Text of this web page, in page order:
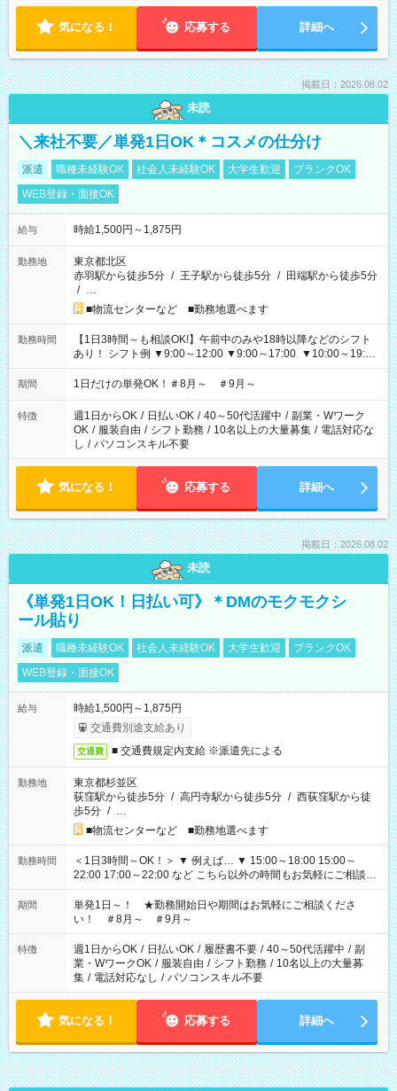
気になる！ 応募する 詳細へ
掲載日：2026.08.02
未読
＼来社不要／単発1日OK＊コスメの仕分け
派遣 職種未経験OK 社会人未経験OK 大学生歓迎
ブランクOK
WEB登録・面接OK
給与 時給1,500円～1,875円
勤務地
東京都北区
赤羽駅から徒歩5分 / 王子駅から徒歩5分 / 田端駅から徒歩5分
/ …
■物流センターなど ■勤務地選べます
勤務時間
【1日3時間～も相談OK!】午前中のみや18時以降などのシフト
あり！ シフト例 ▼9:00～12:00 ▼9:00～17:00 ▼10:00～19:00
▼18:00～21:00
期間 1日だけの単発OK！＃8月～ ＃9月～
特徴 週1日からOK / 日払いOK / 40～50代活躍中 / 副業・Wワーク
OK / 服装自由 / シフト勤務 / 10名以上の大量募集 / 電話対応な
し / パソコンスキル不要
気になる！ 応募する 詳細へ
掲載日：2026.08.02
未読
《単発1日OK！日払い可》＊DMのモクモクシ
ール貼り
派遣 職種未経験OK 社会人未経験OK 大学生歓迎
ブランクOK
WEB登録・面接OK
給与
時給1,500円～1,875円
交通費別途支給あり
交通費 ■ 交通費規定内支給 ※派遣先による
勤務地
東京都杉並区
荻窪駅から徒歩5分 / 高円寺駅から徒歩5分 / 西荻窪駅から徒
歩5分 / …
■物流センターなど ■勤務地選べます
勤務時間
＜1日3時間～OK！＞ ▼ 例えば… ▼ 15:00～18:00 15:00～
22:00 17:00～22:00 など こちら以外の時間もお気軽にご相談く
ださい！
期間
単発1日～！ ★勤務開始日や期間はお気軽にご相談くださ
い！ ＃8月～ ＃9月～
特徴 週1日からOK / 日払いOK / 履歴書不要 / 40～50代活躍中 / 副
業・WワークOK / 服装自由 / シフト勤務 / 10名以上の大量募
集 / 電話対応なし / パソコンスキル不要
気になる！ 応募する 詳細へ